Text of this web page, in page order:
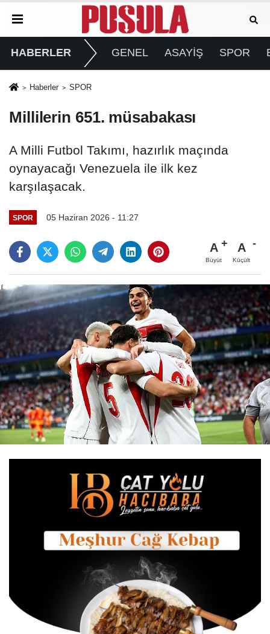
HABERLER GENEL ASAYİŞ SPOR
Haberler SPOR
Millilerin 651. müsabakası
A Milli Futbol Takımı, hazırlık maçında
oynayacağı Venezuela ile ilk kez
karşılaşacak.
SPOR 05 Haziran 2026 - 11:27
A
Büyüt
A
Küçült